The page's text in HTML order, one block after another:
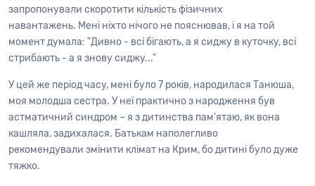
запропонували скоротити кількість фізичних
навантажень. Мені ніхто нічого не пояснював, і я на той
момент думала: "Дивно - всі бігають, а я сиджу в куточку, всі
стрибають - а я знову сиджу..."
У цей же період часу, мені було 7 років, народилася Танюша,
моя молодша сестра. У неї практично з народження був
астматичний синдром – я з дитинства пам'ятаю, як вона
кашляла, задихалася. Батькам наполегливо
рекомендували змінити клімат на Крим, бо дитині було дуже
тяжко.